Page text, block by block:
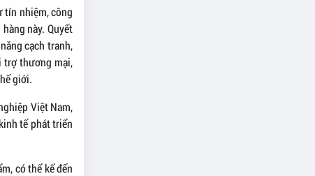
tín nhiệm, công
này. Quyết
cạch tranh,
trợ thương mại,
giới.
Việt Nam,
tế phát triển
có thể kể đến